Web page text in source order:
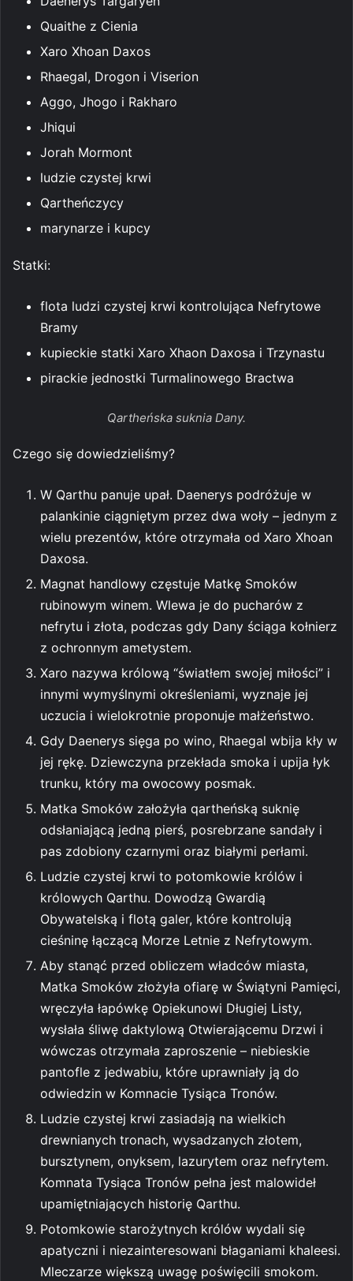
Quaithe z Cienia
Xaro Xhoan Daxos
Rhaegal, Drogon i Viserion
Aggo, Jhogo i Rakharo
Jhiqui
Jorah Mormont
ludzie czystej krwi
Qartheńczycy
marynarze i kupcy
Statki:
flota ludzi czystej krwi kontrolująca Nefrytowe
Bramy
kupieckie statki Xaro Xhaon Daxosa i Trzynastu
pirackie jednostki Turmalinowego Bractwa
Qartheńska suknia Dany.
Czego się dowiedzieliśmy?
W Qarthu panuje upał. Daenerys podróżuje w
palankinie ciągniętym przez dwa woły – jednym z
wielu prezentów, które otrzymała od Xaro Xhoan
Daxosa.
Magnat handlowy częstuje Matkę Smoków
rubinowym winem. Wlewa je do pucharów z
nefrytu i złota, podczas gdy Dany ściąga kołnierz
z ochronnym ametystem.
Xaro nazywa królową “światłem swojej miłości” i
innymi wymyślnymi określeniami, wyznaje jej
uczucia i wielokrotnie proponuje małżeństwo.
Gdy Daenerys sięga po wino, Rhaegal wbija kły w
jej rękę. Dziewczyna przekłada smoka i upija łyk
trunku, który ma owocowy posmak.
Matka Smoków założyła qartheńską suknię
odsłaniającą jedną pierś, posrebrzane sandały i
pas zdobiony czarnymi oraz białymi perłami.
Ludzie czystej krwi to potomkowie królów i
królowych Qarthu. Dowodzą Gwardią
Obywatelską i flotą galer, które kontrolują
cieśninę łączącą Morze Letnie z Nefrytowym.
Aby stanąć przed obliczem władców miasta,
Matka Smoków złożyła ofiarę w Świątyni Pamięci,
wręczyła łapówkę Opiekunowi Długiej Listy,
wysłała śliwę daktylową Otwierającemu Drzwi i
wówczas otrzymała zaproszenie – niebieskie
pantofle z jedwabiu, które uprawniały ją do
odwiedzin w Komnacie Tysiąca Tronów.
Ludzie czystej krwi zasiadają na wielkich
drewnianych tronach, wysadzanych złotem,
bursztynem, onyksem, lazurytem oraz nefrytem.
Komnata Tysiąca Tronów pełna jest malowideł
upamiętniających historię Qarthu.
Potomkowie starożytnych królów wydali się
apatyczni i niezainteresowani błaganiami khaleesi.
Mleczarze większą uwagę poświęcili smokom.